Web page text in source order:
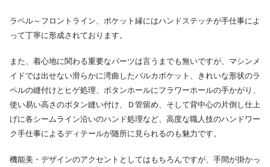
ラペル～フロントライン、ポケット縁にはハンドステッチが手仕事によ
って丁寧に形成されております。
また、着心地に関わる重要なパーツは言うまでも無いですが、マシンメ
イドでは出せない滑らかに湾曲したバルカポケット、きれいな形状のラ
ペルの縫付けとヒゲ処理、ボタンホールにフラワーホールの手かがり、
使い易い高さのボタン縫い付け、Ｄ管留め、そして背中心の片倒し仕上
げに各シームライン沿いのハンド処理など、高度な職人技のハンドワー
ク手仕事によるディテールが随所に見られるのも魅力です。
機能美・デザインのアクセントとしてはもちろんですが、手間が掛かっ